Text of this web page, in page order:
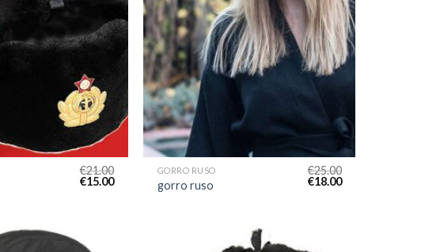
€21.00
€15.00
GORRO RUSO
gorro ruso
€25.00
€18.00